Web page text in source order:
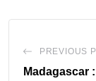
PREVIOUS
Madagascar